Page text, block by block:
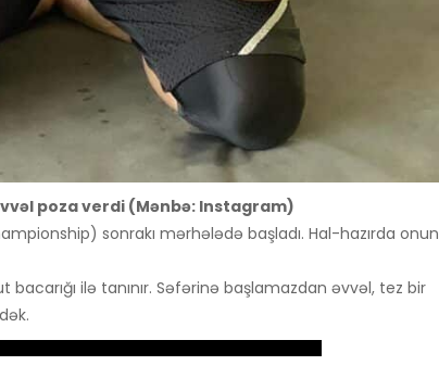
poza verdi (Mənbə: Instagram)
sonrakı mərhələdə başladı. Hal-hazırda onun
ilə tanınır. Səfərinə başlamazdan əvvəl, tez bir